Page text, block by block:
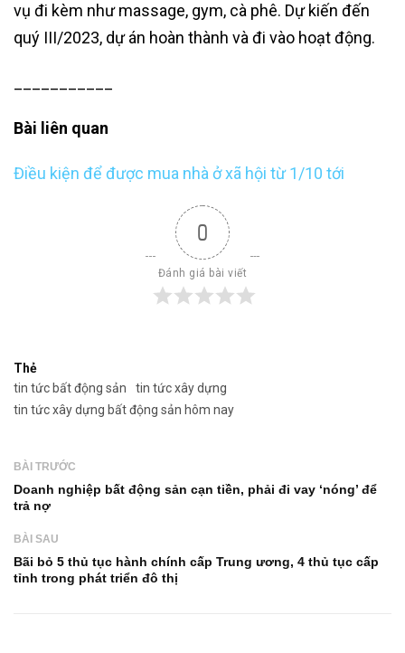
vụ đi kèm như massage, gym, cà phê. Dự kiến đến
quý III/2023, dự án hoàn thành và đi vào hoạt động.
___________
Bài liên quan
Điều kiện để được mua nhà ở xã hội từ 1/10 tới
0
Đánh giá bài viết
Thẻ
tin tức bất động sản
tin tức xây dựng
tin tức xây dựng bất động sản hôm nay
BÀI TRƯỚC
Doanh nghiệp bất động sản cạn tiền, phải đi vay ‘nóng’ để
trả nợ
BÀI SAU
Bãi bỏ 5 thủ tục hành chính cấp Trung ương, 4 thủ tục cấp
tỉnh trong phát triển đô thị